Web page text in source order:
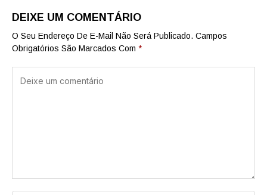
DEIXE UM COMENTÁRIO
O Seu Endereço De E-Mail Não Será Publicado. Campos
Obrigatórios São Marcados Com *